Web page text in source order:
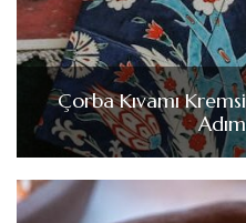
Çorba Kıvamı